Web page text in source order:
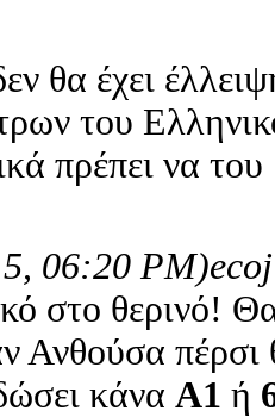
θα έχει
του
πρέπει να του
06:20 PM)
στο θερινό!
Ανθούσα πέρσι
κάνα Α1 ή